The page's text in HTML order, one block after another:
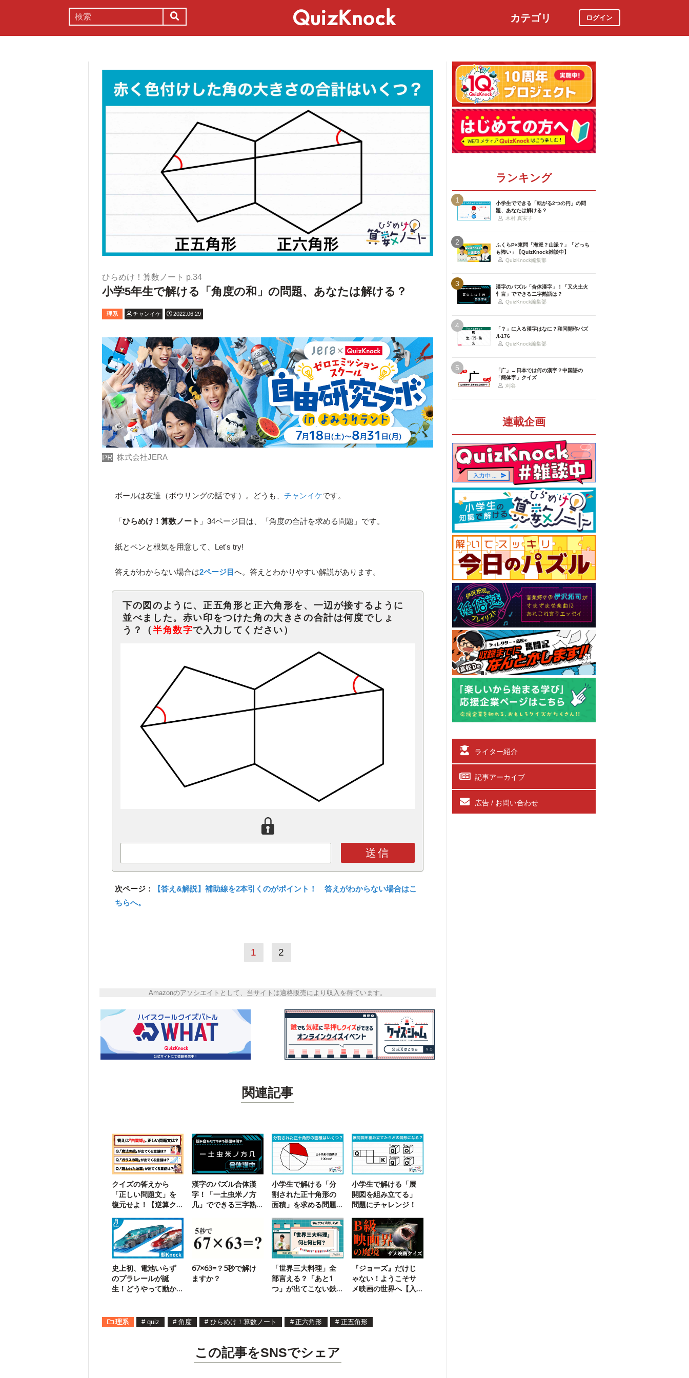
カテゴリ ログイン
ひらめけ！算数ノート p.34
小学5年生で解ける「角度の和」の問題、あなたは解ける？
理系 チャンイケ 2022.06.29
PR 株式会社JERA
ボールは友達（ボウリングの話です）。どうも、チャンイケです。
「ひらめけ！算数ノート 」34ページ目は、「角度の合計を求める問題」です。
紙とペンと根気を用意して、Let's try!
答えがわからない場合は2ページ目へ。答えとわかりやすい解説があります。
下の図のように、正五角形と正六角形を、一辺が接するように
並べました。赤い印をつけた角の大きさの合計は何度でしょ
う？（ 半角数字で入力してください）
送信
次ページ：
【答え&解説】補助線を2本引くのがポイント！ 答えがわからない場合はこ
ちらへ。
1 2
Amazonのアソシエイトとして、当サイトは適格販売により収入を得ています。
関連記事
クイズの答えから
「正しい問題文」を
復元せよ！【逆算ク
漢字のパズル合体漢
字！「一土虫米ノ方
几」でできる三字熟
小学生で解ける「分
割された正十角形の
面積」を求める問題
小学生で解ける「展
開図を組み立てる」
問題にチャレンジ！
史上初、電池いらず
のプラレールが誕
生！どうやって動か
67×63=？5秒で解け
ますか？
「世界三大料理」全
部言える？「あと1
つ」が出てこない鉄
『ジョーズ』だけじ
ゃない！ようこそサ
メ映画の世界へ【入
理系 # quiz # 角度 # ひらめけ！算数ノート # 正六角形 # 正五角形
この記事をSNSでシェア
ランキング
1
小学生でできる「転がる2つの円」の問
題、あなたは解ける？
木村 真実子
2
ふくらP×東問「海派？山派？」「どっち
も怖い」【QuizKnock雑談中】
QuizKnock編集部
3
漢字のパズル「合体漢字」！「又火土火
忄言」でできる二字熟語は？
QuizKnock編集部
4
「？」に入る漢字はなに？和同開珎パズ
ル176
QuizKnock編集部
5
「广」←日本では何の漢字？中国語の
「簡体字」クイズ
刈谷
連載企画
ライター紹介
記事アーカイブ
広告 / お問い合わせ